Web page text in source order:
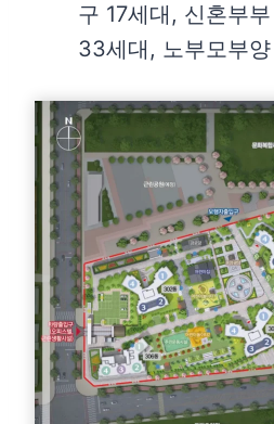
구 17세대, 신혼부
33세대, 노부모부